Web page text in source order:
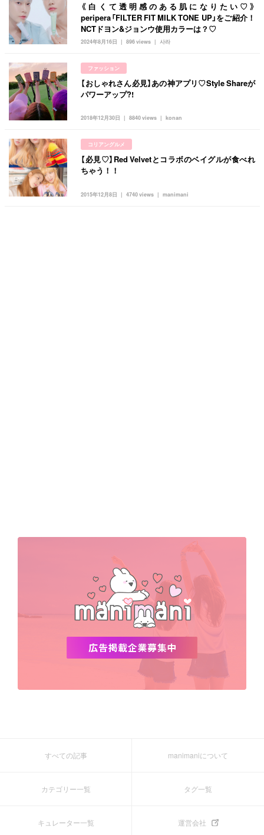
2024年8月16日 사라
896 views
《白くて透明感のある肌になりたい♡》
peripera「FILTER FIT MILK TONE UP」をご紹介！
NCTドヨン&ジョンウ使用カラーは？♡
ファッション
2018年12月30日 konan
8840 views
【おしゃれさん必見】あの神アプリ♡Style Shareが
パワーアップ?!
コリアングルメ
2015年12月8日 manimani
4740 views
【必見♡】Red Velvetとコラボのベイグルが食べれ
ちゃう！！
すべての記事 manimaniについて
カテゴリー一覧 タグ一覧
キュレーター一覧 運営会社